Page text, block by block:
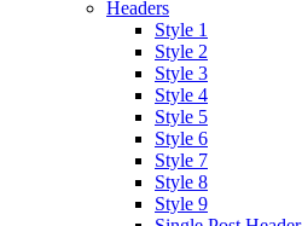
Headers
Style 1
Style 2
Style 3
Style 4
Style 5
Style 6
Style 7
Style 8
Style 9